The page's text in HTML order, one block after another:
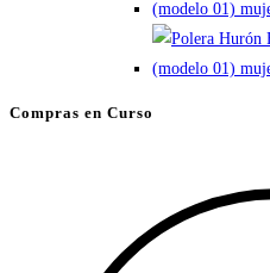
Compras en Curso